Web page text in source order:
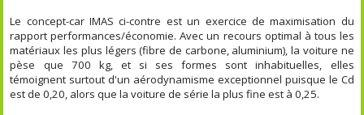
Le concept-car IMAS ci-contre est un exercice de maximisation du
rapport performances/économie. Avec un recours optimal à tous les
matériaux les plus légers (fibre de carbone, aluminium), la voiture ne
pèse que 700 kg, et si ses formes sont inhabituelles, elles
témoignent surtout d'un aérodynamisme exceptionnel puisque le Cd
est de 0,20, alors que la voiture de série la plus fine est à 0,25.